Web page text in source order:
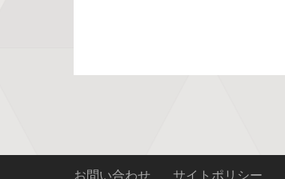
お問い合わせ サイトポリシー